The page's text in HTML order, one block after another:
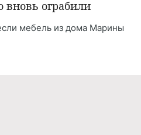
вновь ограбили
мебель из дома Марины